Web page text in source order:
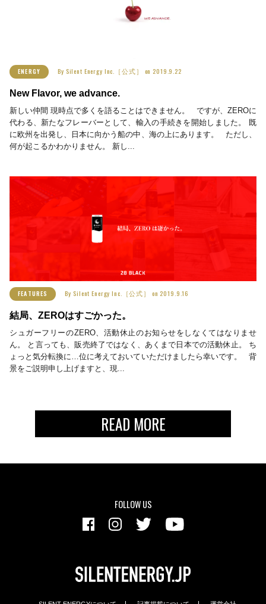
ENERGY By Silent Energy Inc.［公式］ on2019.9.22
New Flavor, we advance.
新しい仲間 現時点で多くを語ることはできません。 ですが、ZEROに
代わる、新たなフレーバーとして、輸入の手続きを開始しました。 既
に欧州を出発し、日本に向かう船の中、海の上にあります。 ただし、
何が起こるかわかりません。 新し...
FEATURES By Silent Energy Inc.［公式］ on 2019.9.16
結局、ZEROはすごかった。
シュガーフリーのZERO、活動休止のお知らせをしなくてはなりませ
ん。 と言っても、販売終了ではなく、あくまで日本での活動休止。 ち
ょっと気分転換に…位に考えておいていただけましたら幸いです。 背
景をご説明申し上げますと、現...
READ MORE
FOLLOW US